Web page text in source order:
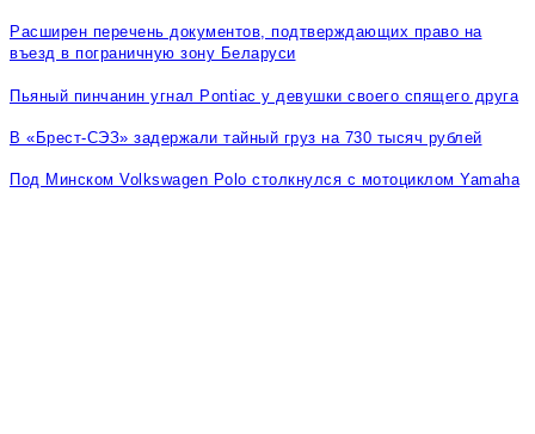
Расширен перечень документов, подтверждающих право на
въезд в пограничную зону Беларуси
Пьяный пинчанин угнал Pontiac у девушки своего спящего друга
В «Брест-СЭЗ» задержали тайный груз на 730 тысяч рублей
Под Минском Volkswagen Polo столкнулся с мотоциклом Yamaha